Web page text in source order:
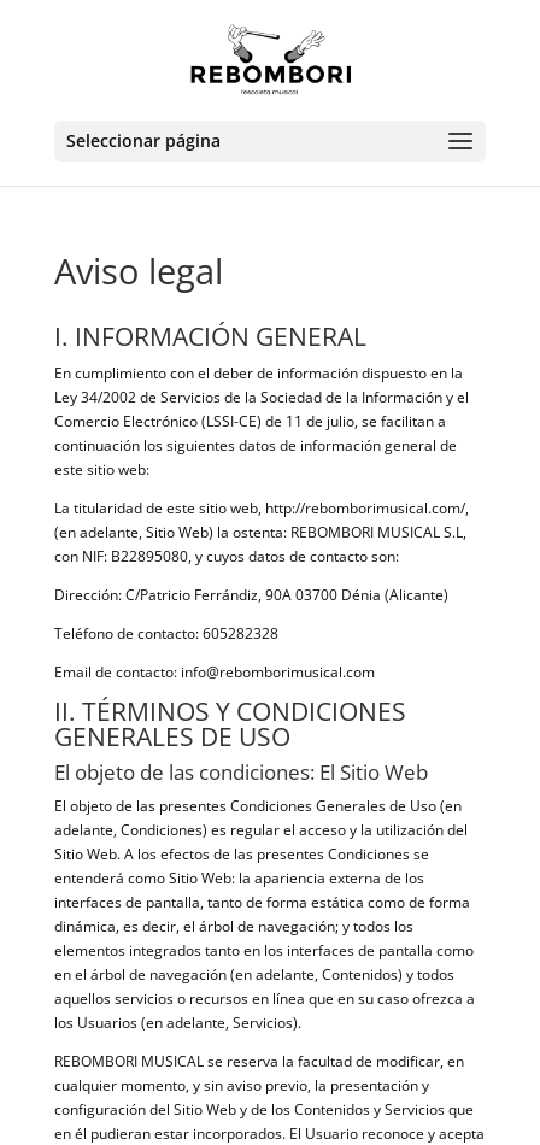
Seleccionar página
Aviso legal
I. INFORMACIÓN GENERAL
En cumplimiento con el deber de información dispuesto en la
Ley 34/2002 de Servicios de la Sociedad de la Información y el
Comercio Electrónico (LSSI-CE) de 11 de julio, se facilitan a
continuación los siguientes datos de información general de
este sitio web:
La titularidad de este sitio web, http://rebomborimusical.com/,
(en adelante, Sitio Web) la ostenta: REBOMBORI MUSICAL S.L,
con NIF: B22895080, y cuyos datos de contacto son:
Dirección: C/Patricio Ferrándiz, 90A 03700 Dénia (Alicante)
Teléfono de contacto: 605282328
Email de contacto: info@rebomborimusical.com
II. TÉRMINOS Y CONDICIONES
GENERALES DE USO
El objeto de las condiciones: El Sitio Web
El objeto de las presentes Condiciones Generales de Uso (en
adelante, Condiciones) es regular el acceso y la utilización del
Sitio Web. A los efectos de las presentes Condiciones se
entenderá como Sitio Web: la apariencia externa de los
interfaces de pantalla, tanto de forma estática como de forma
dinámica, es decir, el árbol de navegación; y todos los
elementos integrados tanto en los interfaces de pantalla como
en el árbol de navegación (en adelante, Contenidos) y todos
aquellos servicios o recursos en línea que en su caso ofrezca a
los Usuarios (en adelante, Servicios).
REBOMBORI MUSICAL se reserva la facultad de modificar, en
cualquier momento, y sin aviso previo, la presentación y
configuración del Sitio Web y de los Contenidos y Servicios que
en él pudieran estar incorporados. El Usuario reconoce y acepta